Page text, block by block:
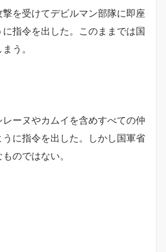
を受けてデビルマン部隊に即座
指令を出した。このままでは国
う。
ーヌやカムイを含めすべての仲
に指令を出した。しかし国軍省
のではない。